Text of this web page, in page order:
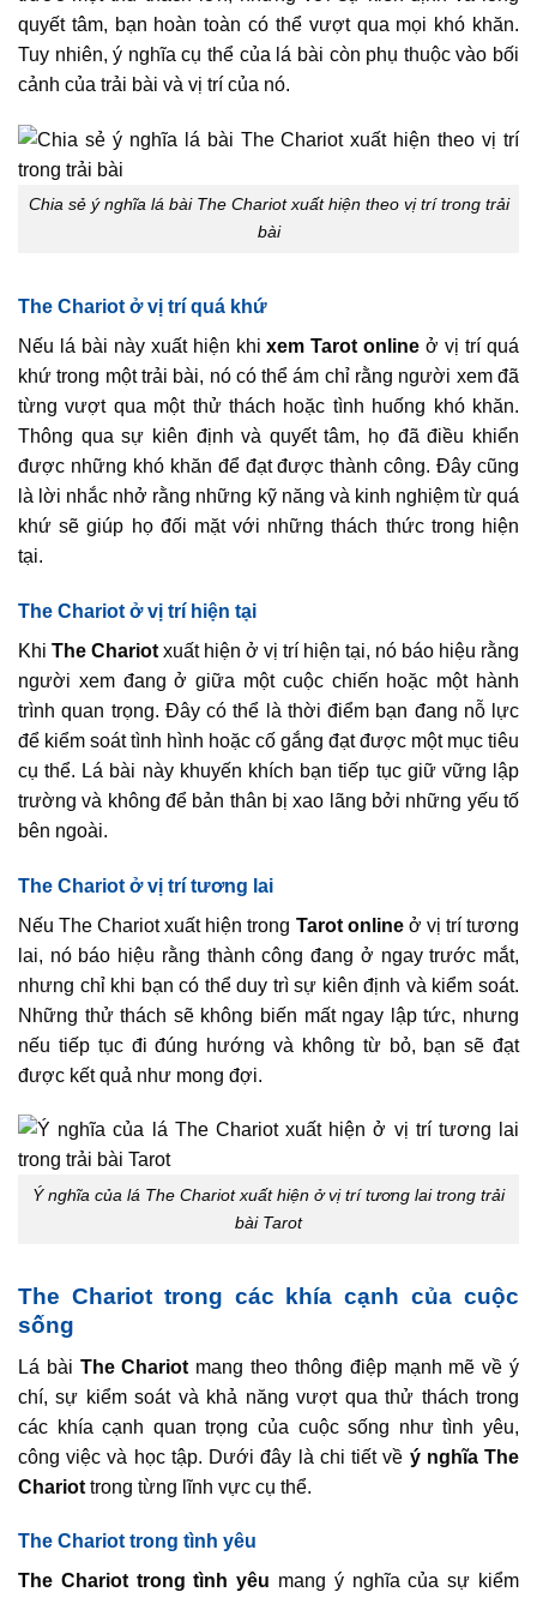
quyết tâm, bạn hoàn toàn có thể vượt qua mọi khó khăn.
Tuy nhiên, ý nghĩa cụ thể của lá bài còn phụ thuộc vào bối
cảnh của trải bài và vị trí của nó.
Chia sẻ ý nghĩa lá bài The Chariot xuất hiện theo vị trí trong trải
bài
The Chariot ở vị trí quá khứ
Nếu lá bài này xuất hiện khixem Tarot online ở vị trí quá
khứ trong một trải bài, nó có thể ám chỉ rằng người xem đã
từng vượt qua một thử thách hoặc tình huống khó khăn.
Thông qua sự kiên định và quyết tâm, họ đã điều khiển
được những khó khăn để đạt được thành công. Đây cũng
là lời nhắc nhở rằng những kỹ năng và kinh nghiệm từ quá
khứ sẽ giúp họ đối mặt với những thách thức trong hiện
tại.
The Chariot ở vị trí hiện tại
Khi The Chariot xuất hiện ở vị trí hiện tại, nó báo hiệu rằng
người xem đang ở giữa một cuộc chiến hoặc một hành
trình quan trọng. Đây có thể là thời điểm bạn đang nỗ lực
để kiểm soát tình hình hoặc cố gắng đạt được một mục tiêu
cụ thể. Lá bài này khuyến khích bạn tiếp tục giữ vững lập
trường và không để bản thân bị xao lãng bởi những yếu tố
bên ngoài.
The Chariot ở vị trí tương lai
Nếu The Chariot xuất hiện trong Tarot onlineở vị trí tương
lai, nó báo hiệu rằng thành công đang ở ngay trước mắt,
nhưng chỉ khi bạn có thể duy trì sự kiên định và kiểm soát.
Những thử thách sẽ không biến mất ngay lập tức, nhưng
nếu tiếp tục đi đúng hướng và không từ bỏ, bạn sẽ đạt
được kết quả như mong đợi.
Ý nghĩa của lá The Chariot xuất hiện ở vị trí tương lai trong trải
bài Tarot
The Chariot trong các khía cạnh của cuộc
sống
Lá bài The Chariot mang theo thông điệp mạnh mẽ về ý
chí, sự kiểm soát và khả năng vượt qua thử thách trong
các khía cạnh quan trọng của cuộc sống như tình yêu,
công việc và học tập. Dưới đây là chi tiết về ý nghĩa The
Chariot trong từng lĩnh vực cụ thể.
The Chariot trong tình yêu
The Chariot trong tình yêu mang ý nghĩa của sự kiểm